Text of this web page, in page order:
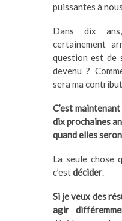
puissantes à
Dans dix
certainement
question est de
devenu ?
sera ma
C’est
dix prochaines
quand elles
La seule chose
c’estdécider.
Si je veux des
agir